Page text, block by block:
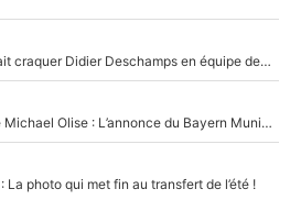
Le jour où Zinedine Zidane a fait craquer Didier Deschamps en équipe de France : «Je m’en suis voulu», l’ancien sélectionneur a regretté son geste !
Scandale dans la vie privée de Michael Olise : L’annonce du Bayern Munich sur son enfant caché
La photo qui met fin au transfert de l’été !